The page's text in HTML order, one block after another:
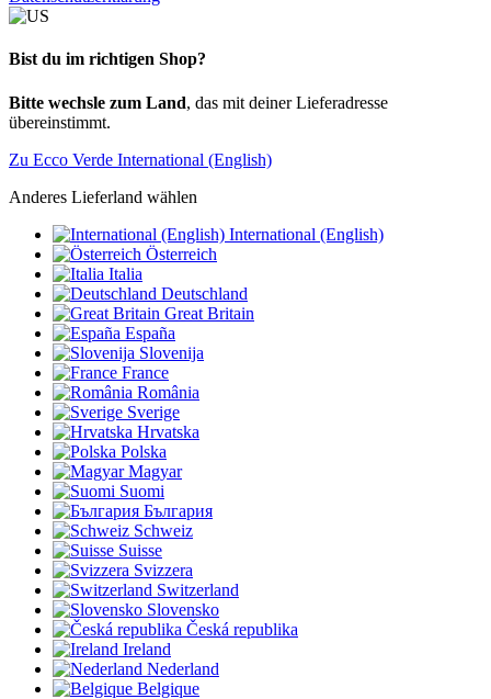
Bist du im richtigen Shop?
Bitte wechsle zum Land, das mit deiner Lieferadresse
übereinstimmt.
Zu Ecco Verde International (English)
Anderes Lieferland wählen
International (English)
Österreich
Italia
Deutschland
Great Britain
España
Slovenija
France
România
Sverige
Hrvatska
Polska
Magyar
Suomi
България
Schweiz
Suisse
Svizzera
Switzerland
Slovensko
Česká republika
Ireland
Nederland
Belgique